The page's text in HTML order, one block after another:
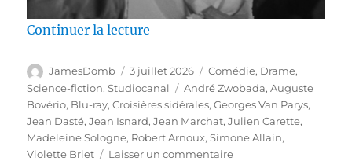
Continuer la lecture
Auteur
JamesDomb
Publié
le
3 juillet 2026 Catégories
Comédie, Drame,
Science-fiction,Studiocanal Étiquettes
André Zwobada,Auguste
Bovério, Blu-ray,Croisières sidérales,Georges Van Parys,
Jean Dasté,Jean Isnard,Jean Marchat,Julien Carette,
Madeleine Sologne, Robert Arnoux,Simone Allain,
Violette Briet
Laisser un commentairesur